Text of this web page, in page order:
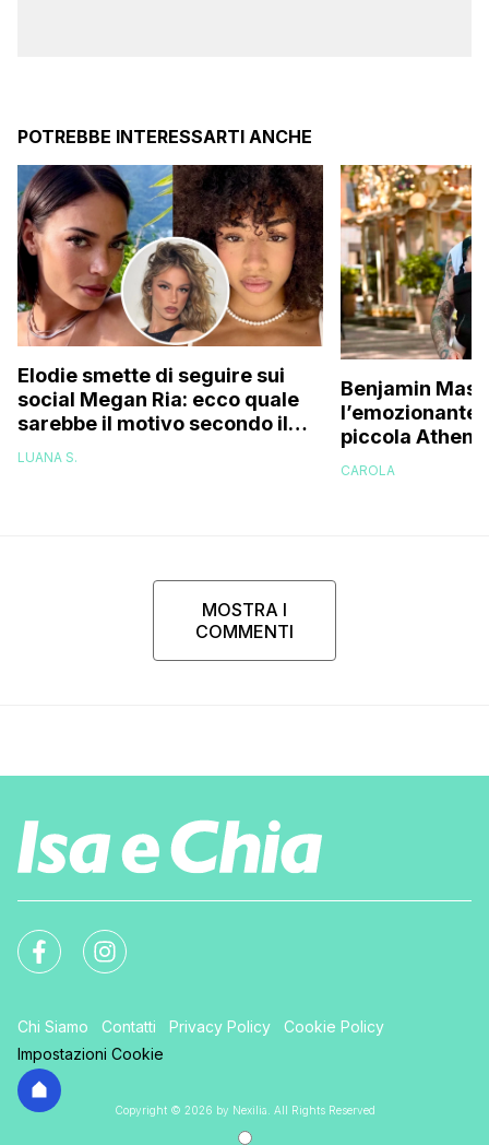
POTREBBE INTERESSARTI ANCHE
Elodie smette di seguire sui
social Megan Ria: ecco quale
sarebbe il motivo secondo il
web (e c’entra Franceska)
LUANA S.
Benjamin
l’emozionante
piccola
una figlia,
CAROLA
MOSTRA I
COMMENTI
Chi Siamo Contatti Privacy Policy
Cookie Policy
Impostazioni Cookie
Copyright © 2026 by Nexilia. All Rights Reserved